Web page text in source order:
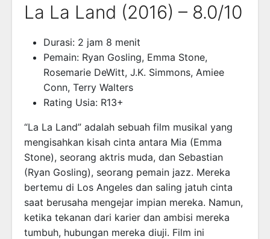
La La Land (2016) – 8.0/10
Durasi: 2 jam 8 menit
Pemain: Ryan Gosling, Emma Stone,
Rosemarie DeWitt, J.K. Simmons, Amiee
Conn, Terry Walters
Rating Usia: R13+
“La La Land” adalah sebuah film musikal yang
mengisahkan kisah cinta antara Mia (Emma
Stone), seorang aktris muda, dan Sebastian
(Ryan Gosling), seorang pemain jazz. Mereka
bertemu di Los Angeles dan saling jatuh cinta
saat berusaha mengejar impian mereka. Namun,
ketika tekanan dari karier dan ambisi mereka
tumbuh, hubungan mereka diuji. Film ini